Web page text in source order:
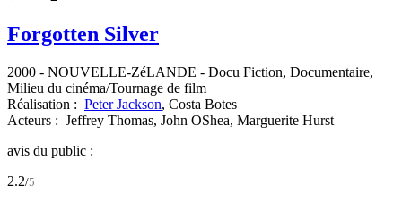
Forgotten Silver
2000 - NOUVELLE-ZéLANDE - Docu Fiction, Documentaire,
Milieu du cinéma/Tournage de film
Réalisation : Peter Jackson, Costa Botes
Acteurs : Jeffrey Thomas, John OShea, Marguerite Hurst
avis du public :
2.2/5